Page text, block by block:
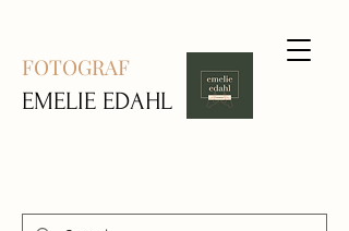
FOTOGRAF
EMELIE EDAHL